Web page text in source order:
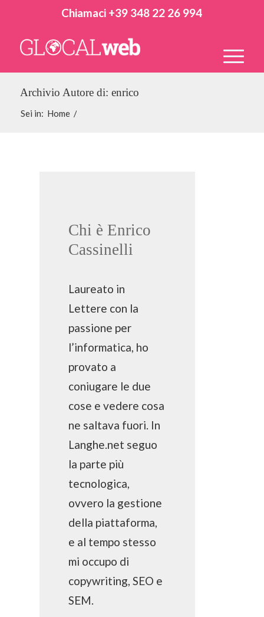
Chiamaci +39 348 22 26 994
Archivio Autore di: enrico
Sei in: Home /
Chi è Enrico
Cassinelli
Laureato in
Lettere con la
passione per
l’informatica, ho
provato a
coniugare le due
cose e vedere cosa
ne saltava fuori. In
Langhe.net seguo
la parte più
tecnologica,
ovvero la gestione
della piattaforma,
e al tempo stesso
mi occupo di
copywriting, SEO e
SEM.